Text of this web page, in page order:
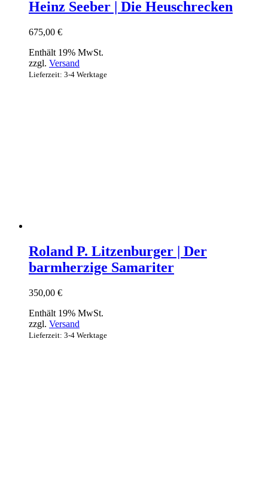
Heinz Seeber | Die Heuschrecken
675,00 €
Enthält 19% MwSt.
zzgl. Versand
Lieferzeit: 3-4 Werktage
Roland P. Litzenburger | Der
barmherzige Samariter
350,00 €
Enthält 19% MwSt.
zzgl. Versand
Lieferzeit: 3-4 Werktage